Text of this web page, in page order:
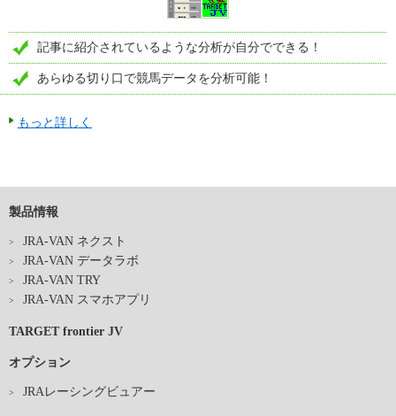
記事に紹介されているような分析が自分でできる！
あらゆる切り口で競馬データを分析可能！
もっと詳しく
製品情報
JRA-VAN ネクスト
JRA-VAN データラボ
JRA-VAN TRY
JRA-VAN スマホアプリ
TARGET frontier JV
オプション
JRAレーシングビュアー